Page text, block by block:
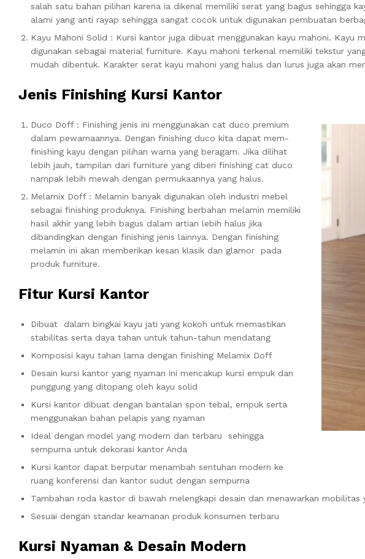
salah satu bahan pilihan karena ia dikenal memiliki serat yang bagus sehingga
alami yang anti rayap sehingga sangat cocok untuk digunakan pembuatan
Kayu Mahoni Solid : Kursi kantor juga dibuat menggunakan kayu mahoni. Kayu
digunakan sebagai material furniture. Kayu mahoni terkenal memiliki tekstur
mudah dibentuk. Karakter serat kayu mahoni yang halus dan lurus juga akan
Jenis Finishing Kursi Kantor
Duco Doff : Finishing jenis ini menggunakan cat duco premium
dalam pewarnaannya. Dengan finishing duco kita dapat mem-
finishing kayu dengan pilihan warna yang beragam. Jika dilihat
lebih jauh, tampilan dari furniture yang diberi finishing cat duco
nampak lebih mewah dengan permukaannya yang halus.
Melamix Doff : Melamin banyak digunakan oleh industri mebel
sebagai finishing produknya. Finishing berbahan melamin memiliki
hasil akhir yang lebih bagus dalam artian lebih halus jika
dibandingkan dengan finishing jenis lainnya. Dengan finishing
melamin ini akan memberikan kesan klasik dan glamor pada
produk furniture.
Fitur Kursi Kantor
Dibuat dalam bingkai kayu jati yang kokoh untuk memastikan
stabilitas serta daya tahan untuk tahun-tahun mendatang
Komposisi kayu tahan lama dengan finishing Melamix Doff
Desain kursi kantor yang nyaman ini mencakup kursi empuk dan
punggung yang ditopang oleh kayu solid
Kursi kantor dibuat dengan bantalan spon tebal, empuk serta
menggunakan bahan pelapis yang nyaman
Ideal dengan model yang modern dan terbaru sehingga
sempurna untuk dekorasi kantor Anda
Kursi kantor dapat berputar menambah sentuhan modern ke
ruang konferensi dan kantor sudut dengan sempurna
Tambahan roda kastor di bawah melengkapi desain dan menawarkan mobilitas
Sesuai dengan standar keamanan produk konsumen terbaru
Kursi Nyaman & Desain Modern